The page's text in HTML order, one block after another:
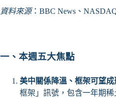
資料來源：BBC News、
一、本週五大焦點
美中關係降溫、框架可望成
框架」訊號，包含一年期